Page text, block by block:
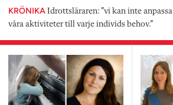
KRÖNIKA Idrottsläraren: ”vi kan inte anpassa
våra aktiviteter till varje individs behov.”